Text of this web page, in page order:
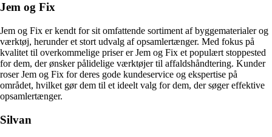
Jem og Fix
Jem og Fix er kendt for sit omfattende sortiment af byggematerialer og
værktøj, herunder et stort udvalg af opsamlertænger. Med fokus på
kvalitet til overkommelige priser er Jem og Fix et populært stoppested
for dem, der ønsker pålidelige værktøjer til affaldshåndtering. Kunder
roser Jem og Fix for deres gode kundeservice og ekspertise på
området, hvilket gør dem til et ideelt valg for dem, der søger effektive
opsamlertænger.
Silvan